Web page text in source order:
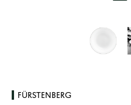
FÜRSTENBERG